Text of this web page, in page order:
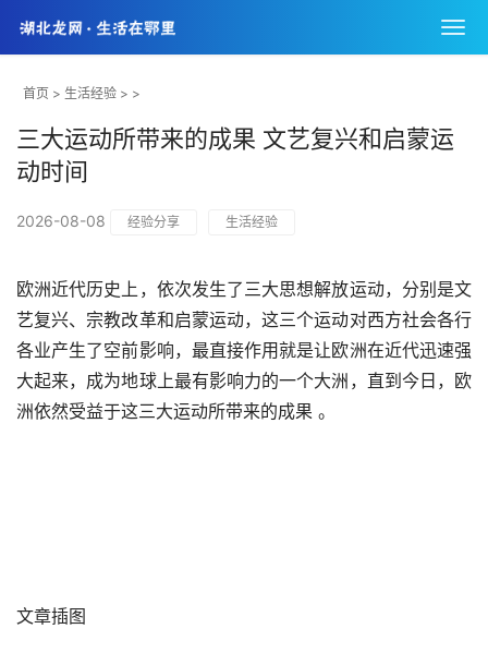
首页 > 生活经验 > >
三大运动所带来的成果 文艺复兴和启蒙运
动时间
2026-08-08 经验分享 生活经验
欧洲近代历史上，依次发生了三大思想解放运动，分别是文
艺复兴、宗教改革和启蒙运动，这三个运动对西方社会各行
各业产生了空前影响，最直接作用就是让欧洲在近代迅速强
大起来，成为地球上最有影响力的一个大洲，直到今日，欧
洲依然受益于这三大运动所带来的成果 。
文章插图